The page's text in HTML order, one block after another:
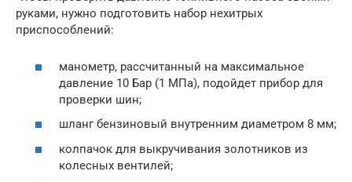
руками, нужно подготовить набор нехитрых
приспособлений:
манометр, рассчитанный на максимальное
давление 10 Бар (1 МПа), подойдет прибор для
проверки шин;
шланг бензиновый внутренним диаметром 8 мм;
колпачок для выкручивания золотников из
колесных вентилей;